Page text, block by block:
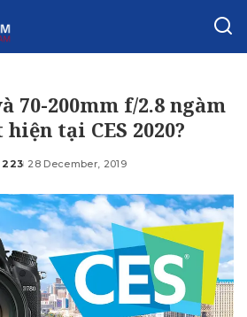
70-200mm f/2.8 ngàm
tại CES 2020?
223 28 December, 2019